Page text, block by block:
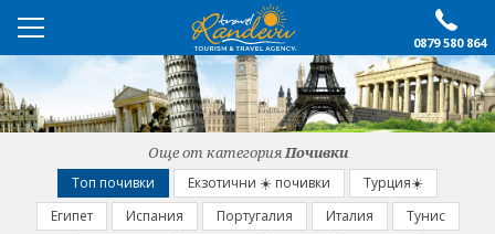
0879 580 864
ПРЕПОРЪЧАНО
ЕКСКУРЗИИ
ПОЧИВКИ
Още от категорияПочивки
Топ почивки Екзотични ☀️ почивки
Турция☀️
Египет
Испания Португалия Италия
Тунис